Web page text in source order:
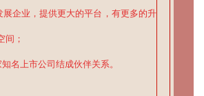
展企业，提供更大的平台，有更多的升
间；
名上市公司结成伙伴关系。